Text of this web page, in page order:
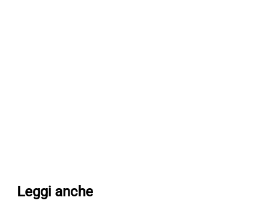
Leggi anche